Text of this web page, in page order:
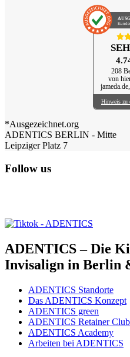
208
von
Hinweis zu
*Ausgezeichnet.org
ADENTICS BERLIN - Mitte
Leipziger Platz 7
Follow us
ADENTICS – Die
Invisalign in Berlin
ADENTICS Standorte
Das ADENTICS Konzept
ADENTICS green
ADENTICS Retainer Club
ADENTICS Academy
Arbeiten bei ADENTICS